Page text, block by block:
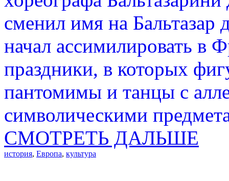
сменил имя на
начал ассимилировать в
праздники, в которых
пантомимы и танцы с
символическими
СМОТРЕТЬ ДАЛЬШЕ
история, Европа, культура